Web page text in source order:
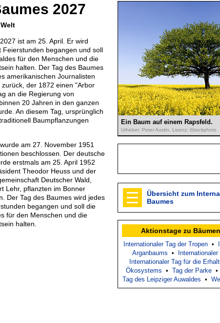
2027
Ein Baum auf einem Rapsfeld.
Urheber: Peter Austin, Lizenz: iStockphoto
ist am 25. April. Er wird
Feierstunden begangen und soll
für den Menschen und die
halten. Der Tag des Baumes
amerikanischen Journalisten
der 1872 einen "Arbor
an die Regierung von
20 Jahren in den ganzen
An diesem Tag, ursprünglich
Baumpflanzungen
am 27. November 1951
beschlossen. Der deutsche
erstmals am 25. April 1952
Theodor Heuss und der
Deutscher Wald,
Lehr, pflanzten im Bonner
Der Tag des Baumes wird jedes
begangen und soll die
für den Menschen und die
halten.
Übersicht zum
Baumes
Aktionstage zu
Internationaler Tag der Tropen •
Arganbaums •
Internationaler Tag für die
Ökosystems • Tag der Parke •
Tag des Leipziger Auwaldes •